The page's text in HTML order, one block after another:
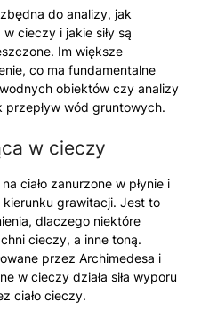
do analizy, jak
cieczy i jakie siły są
Im większe
co ma fundamentalne
obiektów czy analizy
wód gruntowych.
w cieczy
ciało zanurzone w płynie i
grawitacji. Jest to
dlaczego niektóre
cieczy, a inne toną.
przez Archimedesa i
w cieczy działa siła wyporu
ciało cieczy.